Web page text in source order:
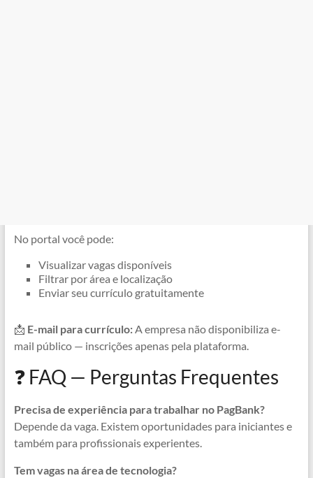
No portal você pode:
Visualizar vagas disponíveis
Filtrar por área e localização
Enviar seu currículo gratuitamente
📩 E-mail para currículo:A empresa não disponibiliza e-
mail público — inscrições apenas pela plataforma.
❓ FAQ — Perguntas Frequentes
Precisa de experiência para trabalhar no PagBank?
Depende da vaga. Existem oportunidades para iniciantes e
também para profissionais experientes.
Tem vagas na área de tecnologia?